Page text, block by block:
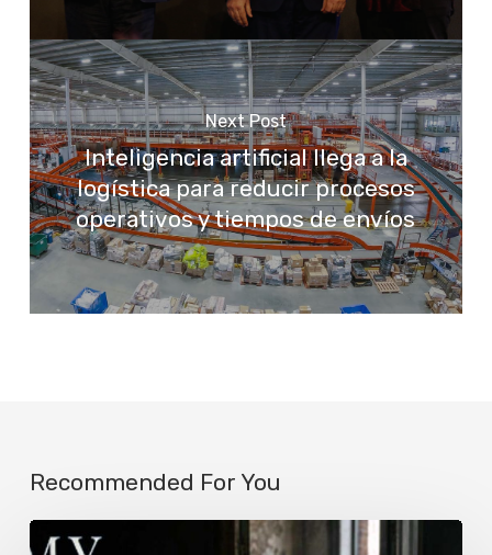
Next Post
Inteligencia artificial llega a la
logística para reducir procesos
operativos y tiempos de envíos
Recommended For You
JotaEme